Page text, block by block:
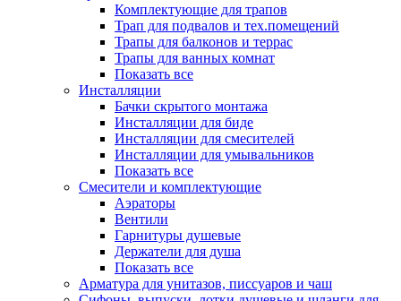
Комплектующие для трапов
Трап для подвалов и тех.помещений
Трапы для балконов и террас
Трапы для ванных комнат
Показать все
Инсталляции
Бачки скрытого монтажа
Инсталляции для биде
Инсталляции для смесителей
Инсталляции для умывальников
Показать все
Смесители и комплектующие
Аэраторы
Вентили
Гарнитуры душевые
Держатели для душа
Показать все
Арматура для унитазов, писсуаров и чаш